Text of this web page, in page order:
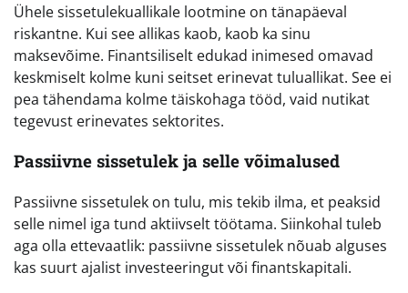
Ühele sissetulekuallikale lootmine on tänapäeval
riskantne. Kui see allikas kaob, kaob ka sinu
maksevõime. Finantsiliselt edukad inimesed omavad
keskmiselt kolme kuni seitset erinevat tuluallikat. See ei
pea tähendama kolme täiskohaga tööd, vaid nutikat
tegevust erinevates sektorites.
Passiivne sissetulek ja selle võimalused
Passiivne sissetulek on tulu, mis tekib ilma, et peaksid
selle nimel iga tund aktiivselt töötama. Siinkohal tuleb
aga olla ettevaatlik: passiivne sissetulek nõuab alguses
kas suurt ajalist investeeringut või finantskapitali.